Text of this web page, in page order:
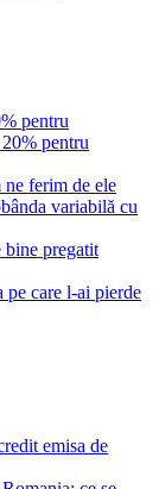
pentru
pentru
ne ferim de ele
variabilă cu
bine pregatit
care l-ai pierde
emisa de